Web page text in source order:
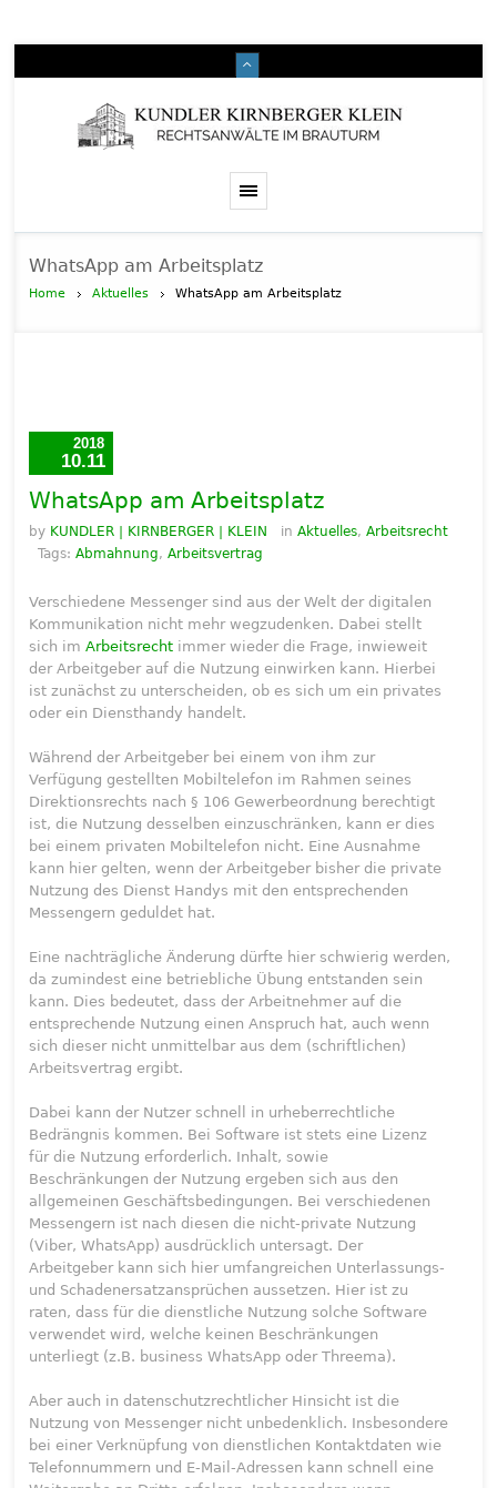
WhatsApp am Arbeitsplatz
Home Aktuelles WhatsApp am Arbeitsplatz
2018
10.11
WhatsApp am Arbeitsplatz
by KUNDLER | KIRNBERGER | KLEIN inAktuelles,Arbeitsrecht
Tags:Abmahnung,Arbeitsvertrag
Verschiedene Messenger sind aus der Welt der digitalen
Kommunikation nicht mehr wegzudenken. Dabei stellt
sich imArbeitsrecht immer wieder die Frage, inwieweit
der Arbeitgeber auf die Nutzung einwirken kann. Hierbei
ist zunächst zu unterscheiden, ob es sich um ein privates
oder ein Diensthandy handelt.
Während der Arbeitgeber bei einem von ihm zur
Verfügung gestellten Mobiltelefon im Rahmen seines
Direktionsrechts nach § 106 Gewerbeordnung berechtigt
ist, die Nutzung desselben einzuschränken, kann er dies
bei einem privaten Mobiltelefon nicht. Eine Ausnahme
kann hier gelten, wenn der Arbeitgeber bisher die private
Nutzung des Dienst Handys mit den entsprechenden
Messengern geduldet hat.
Eine nachträgliche Änderung dürfte hier schwierig werden,
da zumindest eine betriebliche Übung entstanden sein
kann. Dies bedeutet, dass der Arbeitnehmer auf die
entsprechende Nutzung einen Anspruch hat, auch wenn
sich dieser nicht unmittelbar aus dem (schriftlichen)
Arbeitsvertrag ergibt.
Dabei kann der Nutzer schnell in urheberrechtliche
Bedrängnis kommen. Bei Software ist stets eine Lizenz
für die Nutzung erforderlich. Inhalt, sowie
Beschränkungen der Nutzung ergeben sich aus den
allgemeinen Geschäftsbedingungen. Bei verschiedenen
Messengern ist nach diesen die nicht-private Nutzung
(Viber, WhatsApp) ausdrücklich untersagt. Der
Arbeitgeber kann sich hier umfangreichen Unterlassungs-
und Schadenersatzansprüchen aussetzen. Hier ist zu
raten, dass für die dienstliche Nutzung solche Software
verwendet wird, welche keinen Beschränkungen
unterliegt (z.B. business WhatsApp oder Threema).
Aber auch in datenschutzrechtlicher Hinsicht ist die
Nutzung von Messenger nicht unbedenklich. Insbesondere
bei einer Verknüpfung von dienstlichen Kontaktdaten wie
Telefonnummern und E-Mail-Adressen kann schnell eine